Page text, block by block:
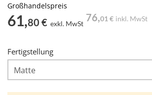
Großhandelspreis
61,80 € exkl. MwSt
76,01 € inkl. MwSt
Fertigstellung